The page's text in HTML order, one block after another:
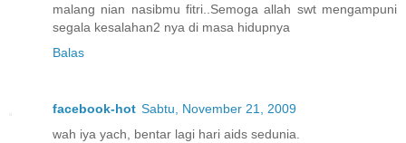
malang nian nasibmu fitri..Semoga allah swt mengampuni
segala kesalahan2 nya di masa hidupnya
Balas
facebook-hot Sabtu, November 21, 2009
wah iya yach, bentar lagi hari aids sedunia.